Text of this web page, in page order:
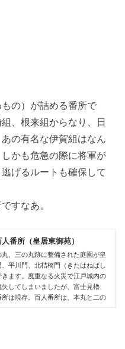
の）が詰める番所で
、根来組からなり、日
の有名な伊賀組はなん
かも危急の際に将軍が
げるルートも確保して
すなあ。
番所（皇居東御苑）
、三の丸跡に整備された庭園が皇
、平川門、北桔橋門（きたはねばし
きます。度重なる火災で江戸城内の
してしまいましたが、富士見櫓、
所は現存。百人番所は、本丸と二の